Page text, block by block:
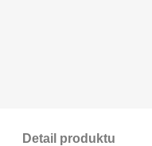
Detail produktu